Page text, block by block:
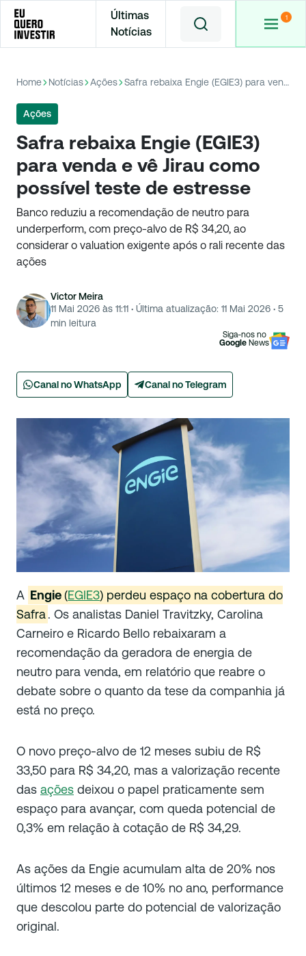
Últimas
Notícias
Home Notícias Ações Safra rebaixa Engie (EGIE3) para venda e vê Jirau como possível teste de estresse
Ações
Safra rebaixa Engie (EGIE3)
para venda e vê Jirau como
possível teste de estresse
Banco reduziu a recomendação de neutro para
underperform, com preço-alvo de R$ 34,20, ao
considerar o valuation exigente após o rali recente das
ações
Victor Meira
11 Mai 2026 às 11:11 · Última atualização: 11 Mai 2026 · 5
min leitura
Siga-nos no
Google News
Canal no WhatsApp Canal no Telegram
A Engie(EGIE3) perdeu espaço na cobertura do
Safra. Os analistas Daniel Travitzky, Carolina
Carneiro e Ricardo Bello rebaixaram a
recomendação da geradora de energia de
neutro para venda, em relatório que reabre o
debate sobre o quanto da tese da companhia já
está no preço.
O novo preço-alvo de 12 meses subiu de R$
33,50 para R$ 34,20, mas a valorização recente
das ações deixou o papel praticamente sem
espaço para avançar, com queda potencial de
0,3% em relação à cotação de R$ 34,29.
As ações da Engie acumulam alta de 20% nos
últimos 12 meses e de 10% no ano, performance
que descolou parte do potencial de valorização
original.